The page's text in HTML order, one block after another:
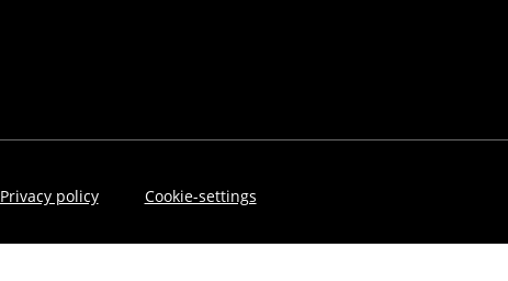
Privacy policy Cookie-settings